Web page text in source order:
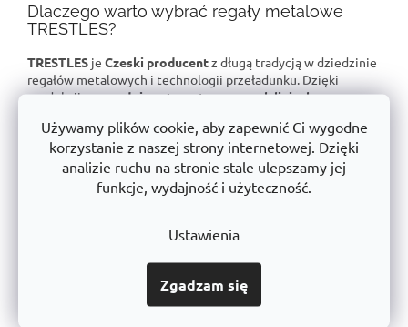
Używamy plików cookie, aby zapewnić Ci wygodne
korzystanie z naszej strony internetowej. Dzięki
analizie ruchu na stronie stale ulepszamy jej
funkcje, wydajność i użyteczność.
Ustawienia
Zgadzam się
Dlaczego warto wybrać regały metalowe
TRESTLES?
TRESTLES je Czeski producentz długą tradycją w dziedzinie
regałów metalowych i technologii przeładunku. Dzięki
produkcji naw pełni zautomatyzowanych liniach
najwyższe standardy jakości.
Duża stabilność- solidna stalowa konstrukcja
przetestowana pod kątem ekstremalnych obciążeń.
Doskonała ergonomia- Łatwa obsługa i regulacja
Bezkonkurencyjny stosunek jakości do ceny
jakość wykonania w uczciwej cenie.